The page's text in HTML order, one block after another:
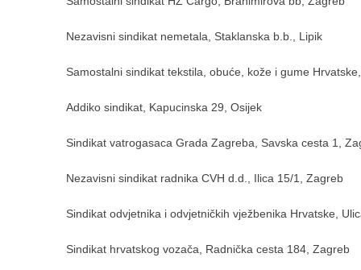
Nezavisni sindikat nemetala, Staklanska b.b., Lipik
Samostalni sindikat tekstila, obuće, kože i gume
Addiko sindikat, Kapucinska 29, Osijek
Sindikat vatrogasaca Grada Zagreba, Savska cesta 1,
Nezavisni sindikat radnika CVH d.d., Ilica 15/1, Zagreb
Sindikat odvjetnika i odvjetničkih vježbenika Hrvatske,
Sindikat hrvatskog vozača, Radnička cesta 184, Zagreb